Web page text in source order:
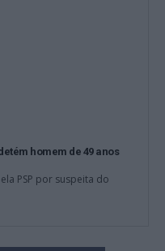
homem de 49 anos
PSP por suspeita do